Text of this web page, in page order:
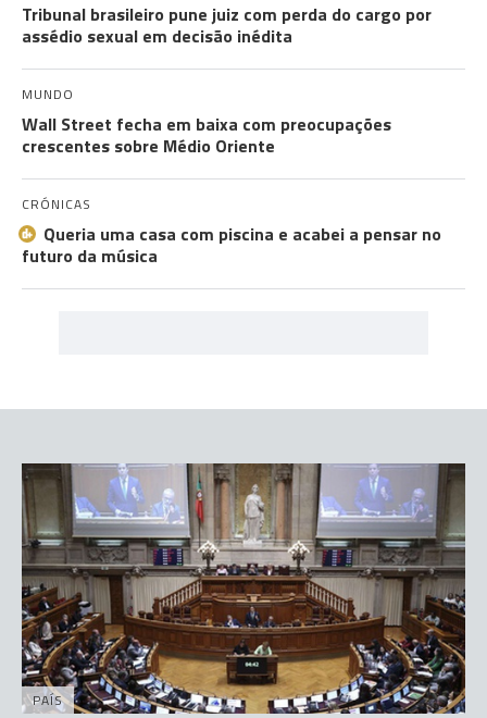
Tribunal brasileiro pune juiz com perda do cargo por
assédio sexual em decisão inédita
MUNDO
Wall Street fecha em baixa com preocupações
crescentes sobre Médio Oriente
CRÓNICAS
Queria uma casa com piscina e acabei a pensar no
futuro da música
PAÍS